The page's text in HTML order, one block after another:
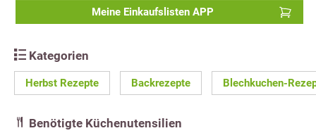
Meine Einkaufslisten APP
Kategorien
Herbst Rezepte Backrezepte Blechkuchen-
Benötigte Küchenutensilien